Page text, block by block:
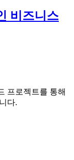
비즈니스
프로젝트를 통해
다.